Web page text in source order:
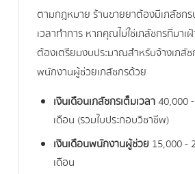
ตามกฎหมาย ร้านขายยาต้องมีเภสัชกร
เวลาทำการ หากคุณไม่ใช่เภสัชกรที่มาเ
ต้องเตรียมงบประมาณสำหรับจ้างเภสัช
พนักงานผู้ช่วยเภสัชกรด้วย
เงินเดือนเภสัชกรเต็มเวลา40,000
เดือน (รวมใบประกอบวิชาชีพ)
เงินเดือนพนักงานผู้ช่วย15,000 -
เดือน